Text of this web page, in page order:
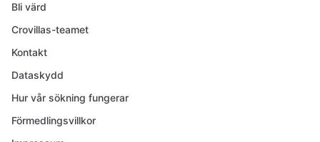
Bli värd
Crovillas-teamet
Kontakt
Dataskydd
Hur vår sökning fungerar
Förmedlingsvillkor